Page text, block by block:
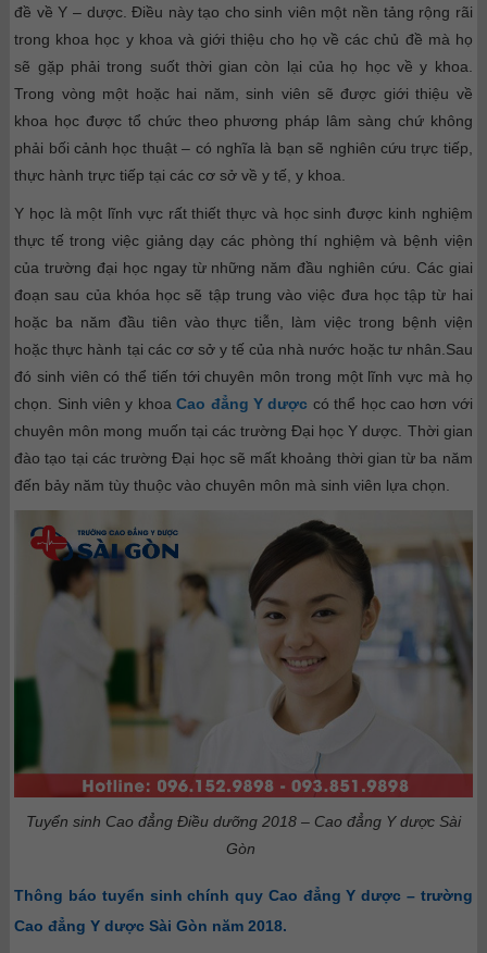
đề về Y – dược. Điều này tạo cho sinh viên một nền tảng rộng rãi
trong khoa học y khoa và giới thiệu cho họ về các chủ đề mà họ
sẽ gặp phải trong suốt thời gian còn lại của họ học về y khoa.
Trong vòng một hoặc hai năm, sinh viên sẽ được giới thiệu về
khoa học được tổ chức theo phương pháp lâm sàng chứ không
phải bối cảnh học thuật – có nghĩa là bạn sẽ nghiên cứu trực tiếp,
thực hành trực tiếp tại các cơ sở về y tế, y khoa.
Y học là một lĩnh vực rất thiết thực và học sinh được kinh nghiệm
thực tế trong việc giảng dạy các phòng thí nghiệm và bệnh viện
của trường đại học ngay từ những năm đầu nghiên cứu. Các giai
đoạn sau của khóa học sẽ tập trung vào việc đưa học tập từ hai
hoặc ba năm đầu tiên vào thực tiễn, làm việc trong bệnh viện
hoặc thực hành tại các cơ sở y tế của nhà nước hoặc tư nhân. Sau
đó sinh viên có thể tiến tới chuyên môn trong một lĩnh vực mà họ
chọn. Sinh viên y khoaCao đẳng Y dược có thể học cao hơn với
chuyên môn mong muốn tại các trường Đại học Y dược. Thời gian
đào tạo tại các trường Đại học sẽ mất khoảng thời gian từ ba năm
đến bảy năm tùy thuộc vào chuyên môn mà sinh viên lựa chọn.
Tuyển sinh Cao đẳng Điều dưỡng 2018 – Cao đẳng Y dược Sài
Gòn
Thông báo tuyển sinh chính quy Cao đẳng Y dược – trường
Cao đẳng Y dược Sài Gòn năm 2018.